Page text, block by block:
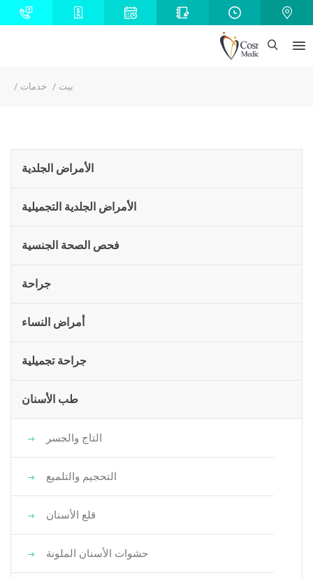
بيت خدمات
الأمراض الجلدية
الأمراض الجلدية التجميلية
فحص الصحة الجنسية
جراحة
أمراض النساء
جراحة تجميلية
طب الأسنان
التاج والجسر
التحجيم والتلميع
قلع الأسنان
حشوات الأسنان الملونة